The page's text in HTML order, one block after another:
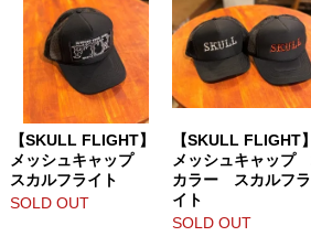
【SKULL FLIGHT】
メッシュキャップ
スカルフライト
SOLD OUT
【SKULL FLIGHT】
メッシュキャップ
カラー スカルフラ
イト
SOLD OUT